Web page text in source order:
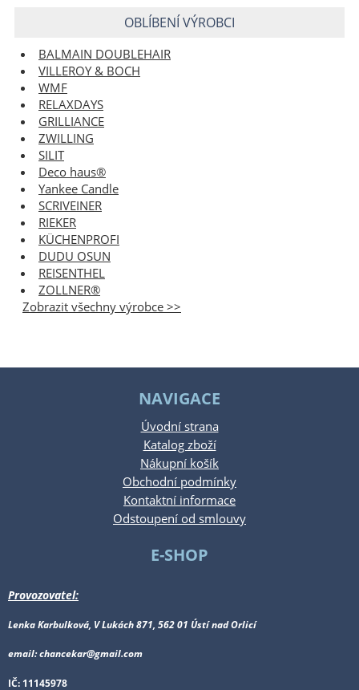
OBLÍBENÍ VÝROBCI
BALMAIN DOUBLEHAIR
VILLEROY & BOCH
WMF
RELAXDAYS
GRILLIANCE
ZWILLING
SILIT
Deco haus®
Yankee Candle
SCRIVEINER
RIEKER
KÜCHENPROFI
DUDU OSUN
REISENTHEL
ZOLLNER®
Zobrazit všechny výrobce >>
NAVIGACE
Úvodní strana
Katalog zboží
Nákupní košík
Obchodní podmínky
Kontaktní informace
Odstoupení od smlouvy
E-SHOP
Provozovatel:
Lenka Karbulková, V Lukách 871, 562 01 Ústí nad Orlicí
email: chancekar@gmail.com
IČ: 11145978